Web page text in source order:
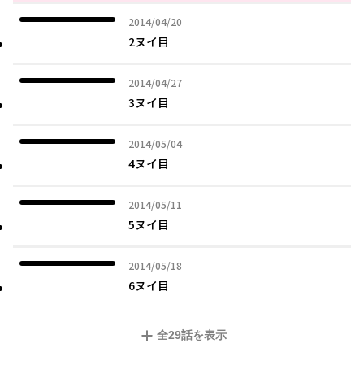
2014/04/20
2014年04月20日
2ヌイ目
2014/04/27
2014年04月27日
3ヌイ目
2014/05/04
2014年05月04日
4ヌイ目
2014/05/11
2014年05月11日
5ヌイ目
2014/05/18
2014年05月18日
6ヌイ目
全29話を表示